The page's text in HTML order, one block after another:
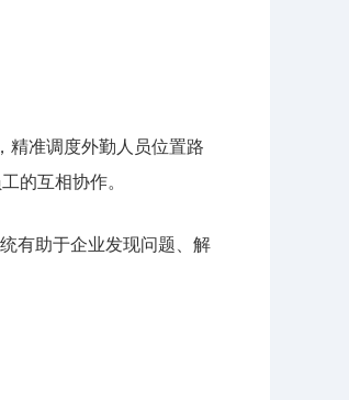
精准调度外勤人员位置路
的互相协作。
有助于企业发现问题、解